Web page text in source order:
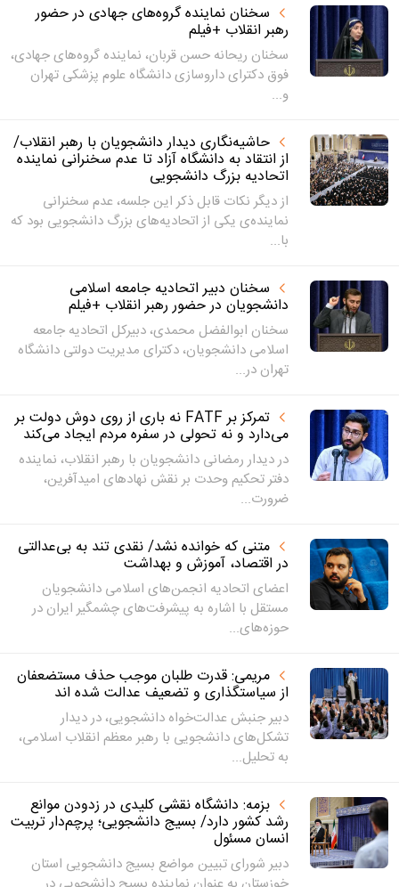
سخنان نماینده گروه‌های جهادی در حضور
رهبر انقلاب +فیلم
سخنان ریحانه حسن قربان، نماینده گروه‌های جهادی،
فوق دکترای داروسازی دانشگاه علوم پزشکی تهران
و...
حاشیه‌نگاری دیدار دانشجویان با رهبر انقلاب/
از انتقاد به دانشگاه آزاد تا عدم سخنرانی نماینده
اتحادیه بزرگ دانشجویی
از دیگر نکات قابل ذکر این جلسه، عدم سخنرانی
نماینده‌ی یکی از اتحادیه‌های بزرگ دانشجویی بود که
با...
سخنان دبیر اتحادیه جامعه اسلامی
دانشجویان در حضور رهبر انقلاب +فیلم
سخنان ابوالفضل محمدی، دبیرکل اتحادیه جامعه
اسلامی دانشجویان، دکترای مدیریت دولتی دانشگاه
تهران در...
تمرکز بر FATF نه باری از روی دوش دولت بر
می‌دارد و نه تحولی در سفره مردم ایجاد می‌کند
در دیدار رمضانی دانشجویان با رهبر انقلاب، نماینده
دفتر تحکیم وحدت بر نقش نهادهای امیدآفرین،
ضرورت...
متنی که خوانده نشد/ نقدی تند به بی‌عدالتی
در اقتصاد، آموزش و بهداشت
اعضای اتحادیه انجمن‌های اسلامی دانشجویان
مستقل با اشاره به پیشرفت‌های چشمگیر ایران در
حوزه‌های...
مریمی: قدرت طلبان موجب حذف مستضعفان
از سیاستگذاری و تضعیف عدالت شده اند
دبیر جنبش عدالت‌خواه دانشجویی، در دیدار
تشکل‌های دانشجویی با رهبر معظم انقلاب اسلامی،
به تحلیل...
بزمه: دانشگاه نقشی کلیدی در زدودن موانع
رشد کشور دارد/ بسیج دانشجویی؛ پرچم‌دار تربیت
انسان مسئول
دبیر شورای تبیین مواضع بسیج دانشجویی استان